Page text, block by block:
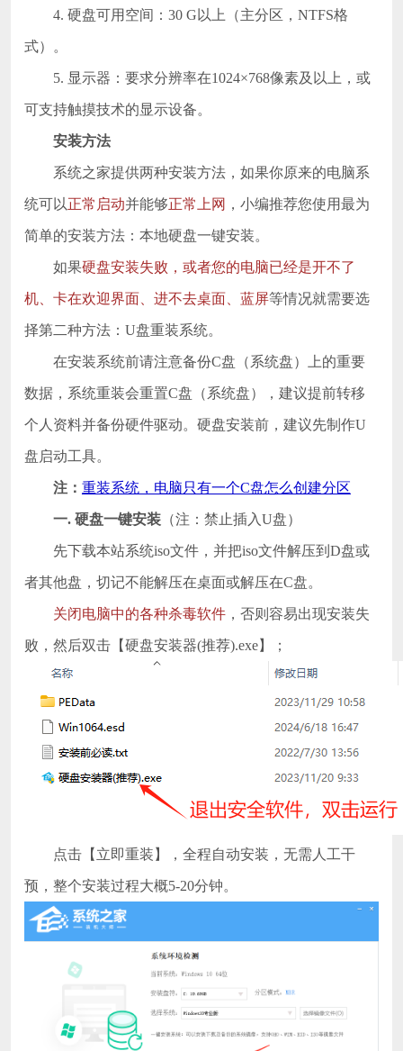
4. 硬盘可用空间：30 G以上（主分区，NTFS格
式）。
5. 显示器：要求分辨率在1024×768像素及以上，或
可支持触摸技术的显示设备。
安装方法
系统之家提供两种安装方法，如果你原来的电脑系
统可以正常启动并能够正常上网 ，小编推荐您使用最为
简单的安装方法：本地硬盘一键安装。
如果硬盘安装失败，或者您的电脑已经是开不了
机、卡在欢迎界面、进不去桌面、蓝屏等情况就需要选
择第二种方法：U盘重装系统。
在安装系统前请注意备份C盘（系统盘）上的重要
数据，系统重装会重置C盘（系统盘），建议提前转移
个人资料并备份硬件驱动。硬盘安装前，建议先制作U
盘启动工具。
注： 重装系统，电脑只有一个C盘怎么创建分区
一. 硬盘一键安装（注：禁止插入U盘）
先下载本站系统iso文件，并把iso文件解压到D盘或
者其他盘，切记不能解压在桌面或解压在C盘。
关闭电脑中的各种杀毒软件，否则容易出现安装失
败，然后双击【硬盘安装器(推荐).exe】；
点击【立即重装】，全程自动安装，无需人工干
预，整个安装过程大概5-20分钟。